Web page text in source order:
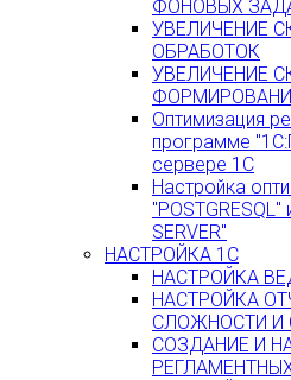
ФОНОВЫХ
УВЕЛИЧЕНИЕ
ОБРАБОТОК
УВЕЛИЧЕНИЕ
Оптимизация
программе
сервере 1С
Настройка
"POSTGRESQL"
SERVER"
НАСТРОЙКА 1С
НАСТРОЙКА
НАСТРОЙКА
СЛОЖНОСТИ И
СОЗДАНИЕ И